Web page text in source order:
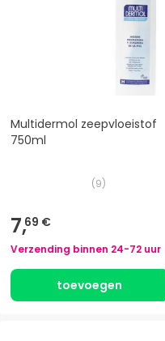
Multidermol zeepvloeistof
750ml
(9)
7,69 €
Verzending binnen 24-72 uur
toevoegen